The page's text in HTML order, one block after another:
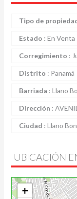
Tipo de
Estado : En Venta
Corregimiento :
Distrito : Panamá
Barriada : Llano
Dirección :
Ciudad : Llano
UBICACIÓN
+